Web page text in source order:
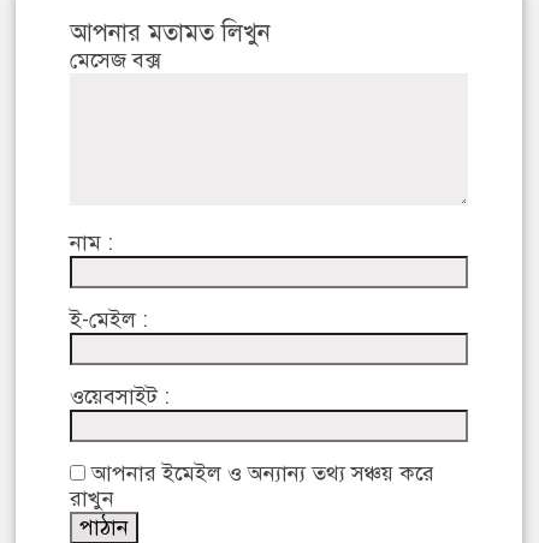
আপনার মতামত লিখুন
মেসেজ বক্স
নাম :
ই-মেইল :
ওয়েবসাইট :
আপনার ইমেইল ও অন্যান্য তথ্য সঞ্চয় করে
রাখুন